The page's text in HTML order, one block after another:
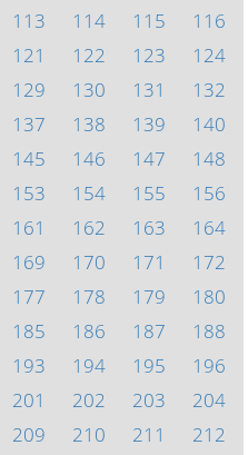
113 114 115
116
121 122 123
124
129 130 131
132
137 138 139
140
145 146 147
148
153 154 155
156
161 162 163
164
169 170 171
172
177 178 179
180
185 186 187
188
193 194 195
196
201 202 203
204
209 210 211
212